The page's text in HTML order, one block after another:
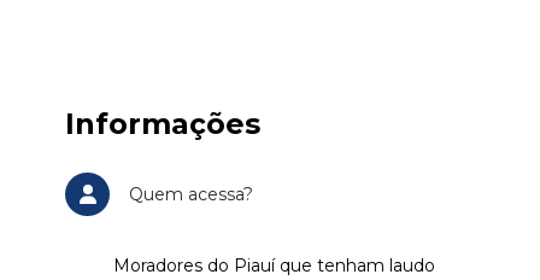
Informações
Quem acessa?
Moradores do Piauí que tenham laudo